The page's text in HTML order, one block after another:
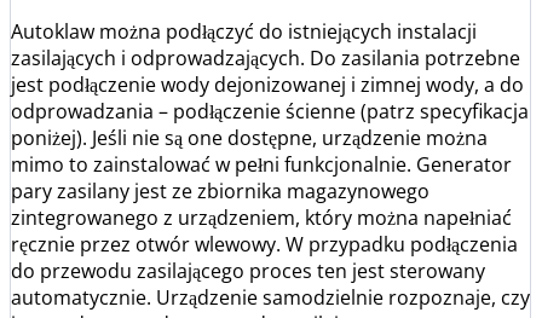
Autoklaw można podłączyć do istniejących instalacji
zasilających i odprowadzających. Do zasilania potrzebne
jest podłączenie wody dejonizowanej i zimnej wody, a do
odprowadzania – podłączenie ścienne (patrz specyfikacja
poniżej). Jeśli nie są one dostępne, urządzenie można
mimo to zainstalować w pełni funkcjonalnie. Generator
pary zasilany jest ze zbiornika magazynowego
zintegrowanego z urządzeniem, który można napełniać
ręcznie przez otwór wlewowy. W przypadku podłączenia
do przewodu zasilającego proces ten jest sterowany
automatycznie. Urządzenie samodzielnie rozpoznaje, czy